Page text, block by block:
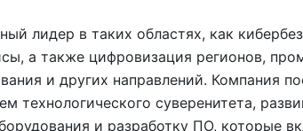
лидер в таких областях, как
а также цифровизация регионов,
и других направлений. Компания
технологического суверенитета,
и разработку ПО, которые